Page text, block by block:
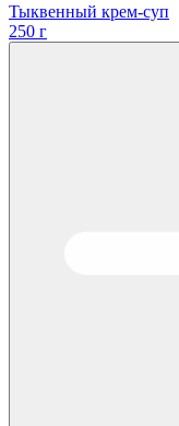
Тыквенный крем-суп
250 г